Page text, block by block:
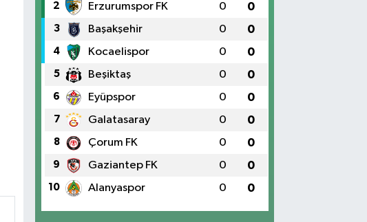
2 Erzurumspor FK 0 0
3 Başakşehir 0 0
4 Kocaelispor 0 0
5 Beşiktaş 0 0
6 Eyüpspor 0 0
7 Galatasaray 0 0
8 Çorum FK 0 0
9 Gaziantep FK 0 0
10 Alanyaspor 0 0